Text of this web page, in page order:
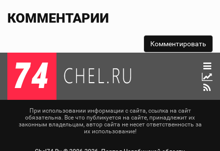
КОММЕНТАРИИ
При использовании информации с сайта, ссылка на сайт
обязательна. Все что публикуется на сайте, принадлежит их
законным владельцам, автор сайта не несет ответственность за
их использование!